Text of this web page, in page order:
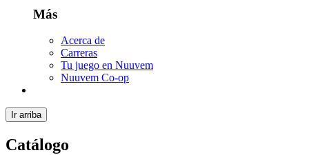
Más
Acerca de
Carreras
Tu juego en Nuuvem
Nuuvem Co-op
Ir arriba
Catálogo